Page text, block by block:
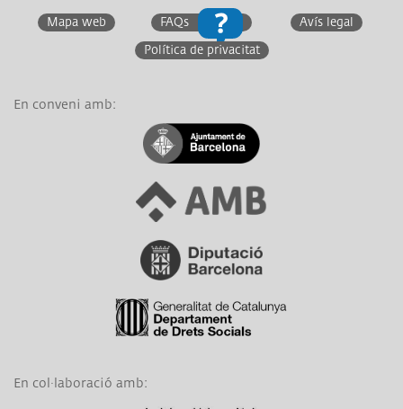
Mapa web FAQs Avís legal
Política de privacitat
En conveni amb:
Link a Ajuntament de Barcelona
Link a Àrea Metropolitana de Barcelona
Link a Diputació de Barcelona
Link a Generalitat de Catalunya
En col·laboració amb: